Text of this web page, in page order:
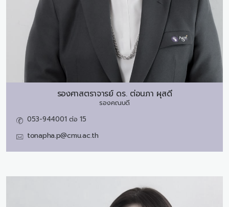
รองศาสตราจารย์ ดร. ต่อนภา ผุสดี
รองคณบดี
053-944001 ต่อ 15
tonapha.p@cmu.ac.th